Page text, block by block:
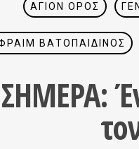
ΆΓΙΟΝ ΌΡΟΣ
ΒΑΤΟΠΑΙΔΙΝΌΣ
ΣΗΜΕΡΑ: